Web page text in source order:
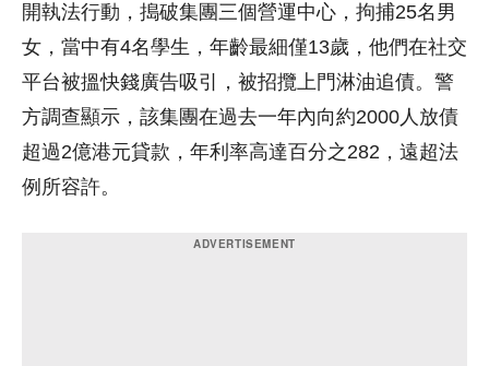
開執法行動，搗破集團三個營運中心，拘捕25名男
女，當中有4名學生，年齡最細僅13歲，他們在社交
平台被搵快錢廣告吸引，被招攬上門淋油追債。警
方調查顯示，該集團在過去一年內向約2000人放債
超過2億港元貸款，年利率高達百分之282，遠超法
例所容許。